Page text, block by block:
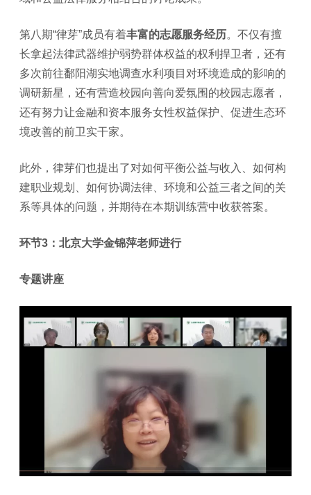
第八期“律芽”成员有着丰富的志愿服务经历。不仅有擅
长拿起法律武器维护弱势群体权益的权利捍卫者，还有
多次前往鄱阳湖实地调查水利项目对环境造成的影响的
调研新星，还有营造校园向善向爱氛围的校园志愿者，
还有努力让金融和资本服务女性权益保护、促进生态环
境改善的前卫实干家。
此外，律芽们也提出了对如何平衡公益与收入、如何构
建职业规划、如何协调法律、环境和公益三者之间的关
系等具体的问题，并期待在本期训练营中收获答案。
环节3：北京大学金锦萍老师进行
专题讲座